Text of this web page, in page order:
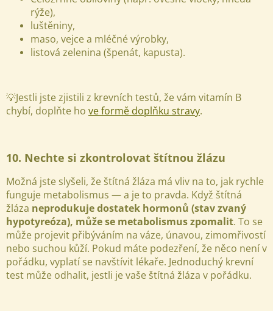
rýže),
luštěniny,
maso, vejce a mléčné výrobky,
listová zelenina (špenát, kapusta).
💡Jestli jste zjistili z krevních testů, že vám vitamín B
chybí, doplňte ho ve formě doplňku stravy.
10. Nechte si zkontrolovat štítnou žlázu
Možná jste slyšeli, že štítná žláza má vliv na to, jak rychle
funguje metabolismus — a je to pravda. Když štítná
žláza neprodukuje dostatek hormonů (stav zvaný
hypotyreóza), může se metabolismus zpomalit. To se
může projevit přibýváním na váze, únavou, zimomřivostí
nebo suchou kůží. Pokud máte podezření, že něco není v
pořádku, vyplatí se navštívit lékaře. Jednoduchý krevní
test může odhalit, jestli je vaše štítná žláza v pořádku.
Odeslat
Powered by chaterimo